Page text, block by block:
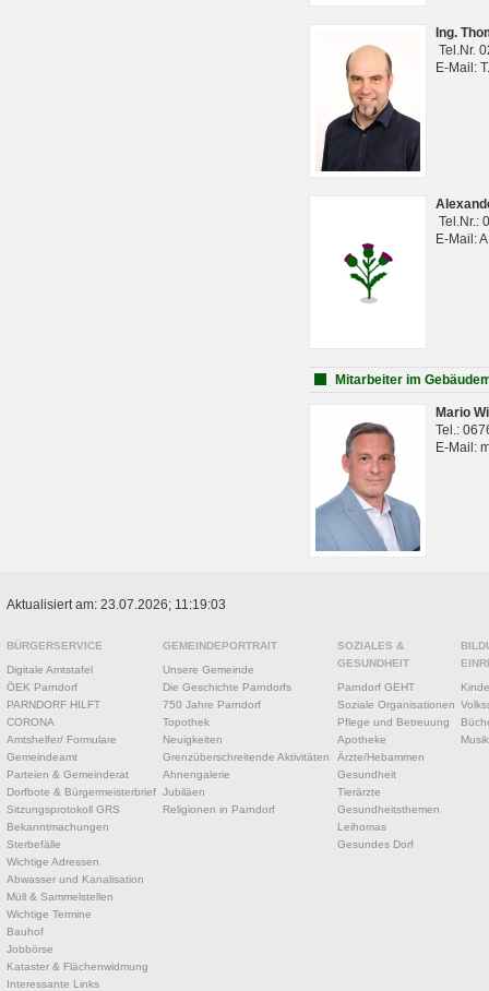
Ing.
Tel.Nr.
E-Mail:
Tel.Nr.:
E-Mail:
Mitarbeiter im
Mario
Tel.:
E-Mail:
Aktualisiert am: 23.07.2026; 11:19:03
BÜRGERSERVICE
Digitale Amtstafel
ÖEK Parndorf
PARNDORF HILFT
CORONA
Amtshelfer/ Formulare
Gemeindeamt
Parteien & Gemeinderat
Dorfbote & Bürgermeisterbrief
Sitzungsprotokoll GRS
Bekanntmachungen
Sterbefälle
Wichtige Adressen
Abwasser und Kanalisation
Müll & Sammelstellen
Wichtige Termine
Bauhof
Jobbörse
Kataster & Flächenwidmung
Interessante Links
GEMEINDEPORTRAIT
Unsere Gemeinde
Die Geschichte Parndorfs
750 Jahre Parndorf
Topothek
Neuigkeiten
Grenzüberschreitende Aktivitäten
Ahnengalerie
Jubiläen
Religionen in Parndorf
SOZIALES &
GESUNDHEIT
Parndorf GEHT
Soziale Organisationen
Pflege und Betreuung
Apotheke
Ärzte/Hebammen
Gesundheit
Tierärzte
Gesundheitsthemen
Leihomas
Gesundes Dorf